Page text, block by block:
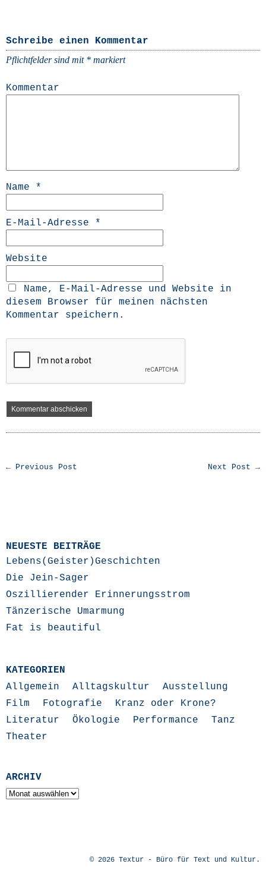
Schreibe einen Kommentar
Pflichtfelder sind mit * markiert
Kommentar
Name *
E-Mail-Adresse *
Website
Name, E-Mail-Adresse und Website in
diesem Browser für meinen nächsten
Kommentar speichern.
← Previous Post Next Post →
NEUESTE BEITRÄGE
Lebens(Geister)Geschichten
Die Jein-Sager
Oszillierender Erinnerungsstrom
Tänzerische Umarmung
Fat is beautiful
KATEGORIEN
Allgemein
Alltagskultur
Ausstellung
Film
Fotografie
Kranz oder Krone?
Literatur
Ökologie Performance
Tanz
Theater
ARCHIV
Archiv
© 2026 Textur - Büro für Text und Kultur.